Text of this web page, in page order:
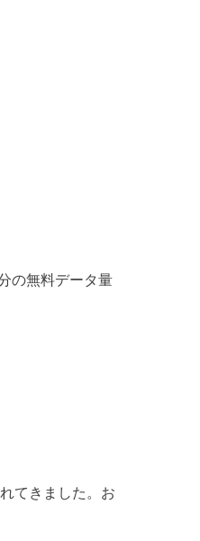
の無料データ量
てきました。お